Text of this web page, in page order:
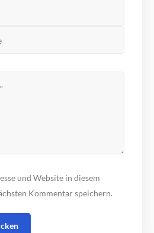
und Website in diesem
Kommentar speichern.